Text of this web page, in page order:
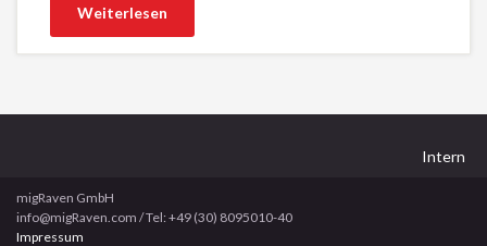
Weiterlesen
Intern
migRaven GmbH
info@migRaven.com / Tel: +49 (30) 8095010-40
Impressum